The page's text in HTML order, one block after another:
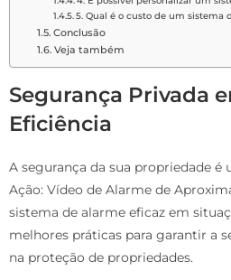
5. Qual é o custo de um sistema
Conclusão
Veja também
Segurança Privada
Eficiência
A segurança da sua propriedade
Ação: Vídeo de Alarme de
sistema de alarme eficaz em
melhores práticas para garantir a
na proteção de propriedades.